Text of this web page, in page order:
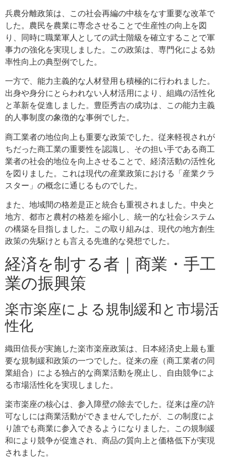
兵農分離政策は、この社会再編の中核をなす重要な改革で
した。農民を農業に専念させることで生産性の向上を図
り、同時に職業軍人としての武士階級を確立することで軍
事力の強化を実現しました。この政策は、専門化による効
率性向上の典型例でした。
一方で、能力主義的な人材登用も積極的に行われました。
出身や身分にとらわれない人材活用により、組織の活性化
と革新を促進しました。豊臣秀吉の成功は、この能力主義
的人事制度の象徴的な事例でした。
商工業者の地位向上も重要な政策でした。従来軽視されが
ちだった商工業の重要性を認識し、その担い手である商工
業者の社会的地位を向上させることで、経済活動の活性化
を図りました。これは現代の産業政策における「産業クラ
スター」の概念に通じるものでした。
また、地域間の格差是正と統合も重視されました。中央と
地方、都市と農村の格差を縮小し、統一的な社会システム
の構築を目指しました。この取り組みは、現代の地方創生
政策の先駆けとも言える先進的な発想でした。
経済を制する者｜商業・手工
業の振興策
楽市楽座による規制緩和と市場活
性化
織田信長が実施した楽市楽座政策は、日本経済史上最も重
要な規制緩和政策の一つでした。従来の座（商工業者の同
業組合）による独占的な商業活動を廃止し、自由競争によ
る市場活性化を実現しました。
楽市楽座の核心は、参入障壁の除去でした。従来は座の許
可なしには商業活動ができませんでしたが、この制度によ
り誰でも商業に参入できるようになりました。この規制緩
和により競争が促進され、商品の質向上と価格低下が実現
されました。